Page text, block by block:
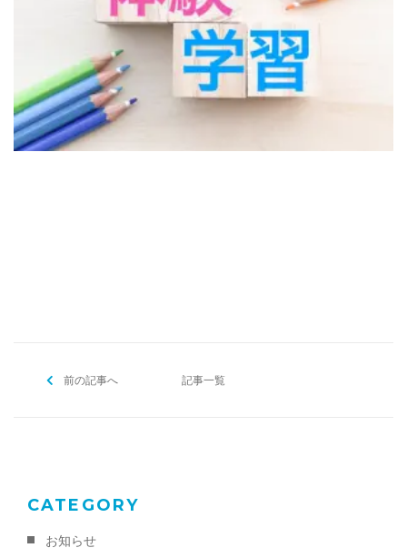
前の記事へ 記事一覧
CATEGORY
お知らせ